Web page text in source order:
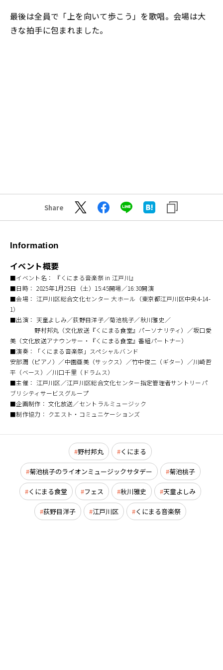
最後は全員で「上を向いて歩こう」を歌唱。会場は大
きな拍手に包まれました。
Share
Information
イベント概要
■イベント名： 『くにまる音楽祭 in 江戸川』
■日時： 2025年1月25日（土）15:45開場／16:30開演
■会場： 江戸川区総合文化センター 大ホール（東京都江戸川区中央4-14-
1）
■出演： 天童よしみ／荻野目洋子／菊池桃子／秋川雅史／
野村邦丸（文化放送『くにまる食堂』パーソナリティ）／坂口愛
美（文化放送アナウンサー・『くにまる食堂』番組パートナー）
■演奏：「くにまる音楽祭」スペシャルバンド
安部潤（ピアノ）／中園亜美（サックス）／竹中俊二（ギター）／川崎哲
平（ベース）／川口千里（ドラムス）
■主催： 江戸川区／江戸川区総合文化センター指定管理者サントリーパ
ブリシティサービスグループ
■企画制作： 文化放送／セントラルミュージック
■制作協力： クエスト・コミュニケーションズ
野村邦丸 くにまる
菊池桃子のライオンミュージックサタデー 菊池桃子
くにまる食堂 フェス 秋川雅史 天童よしみ
荻野目洋子 江戸川区 くにまる音楽祭